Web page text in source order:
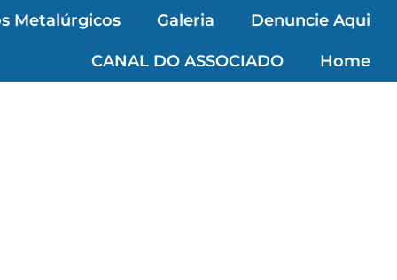
Metalúrgicos Galeria Denuncie Aqui
CANAL DO ASSOCIADO Home